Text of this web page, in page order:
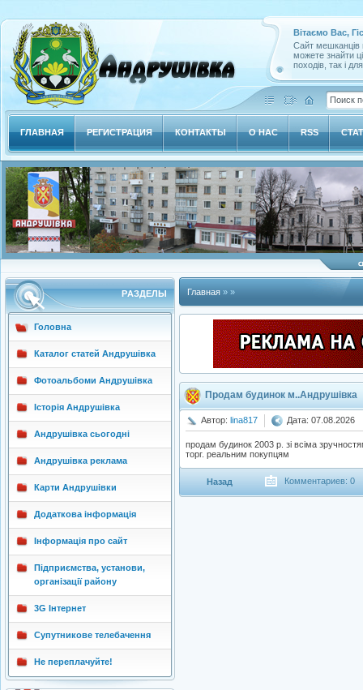
Вітаємо Вас,
Сайт мешканців
можете знайти
походів, так і
ГЛАВНАЯ РЕГИСТРАЦИЯ КОНТАКТЫ О НАС RSS
РAЗДЕЛЫ
Головна
Каталог статей Андрушівка
Фотоальбоми Андрушівка
Історія Андрушівка
Андрушівка сьогодні
Андрушівка реклама
Карти Андрушівки
Додаткова інформація
Інформація про сайт
Підприємства, установи,
організації району
3G Інтернет
Супутникове телебачення
Не переплачуйте!
Главная » »
Продам будинок м..Андрушівка
Автор: lina817 Дата: 07.08.2026
продам будинок 2003 р. зі всіма
торг. реальним покупцям
Назад Комментариев: 0